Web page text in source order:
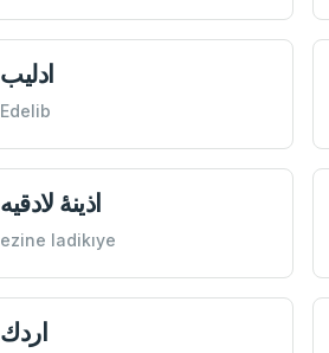
ادليب
Edelib
اذينۀ‌ لادقيه
ezine ladikıye
اردك